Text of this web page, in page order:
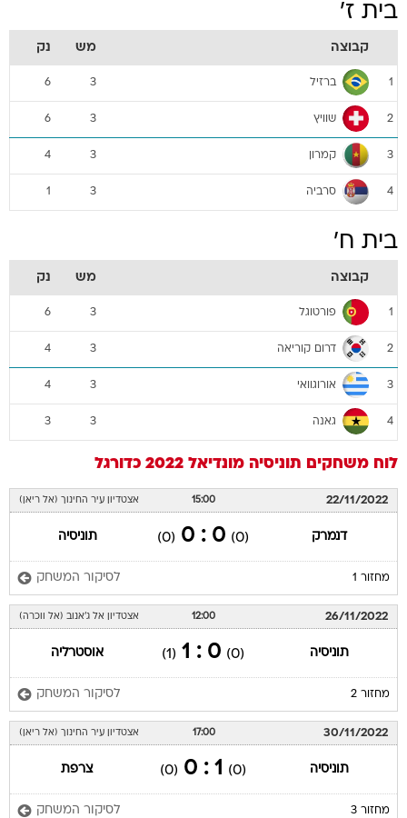
בית ז'
קבוצה מש נק
1 ברזיל 3
6
2 שוויץ 3
6
3 קמרון 3
4
4 סרביה 3
1
בית ח'
קבוצה מש נק
1 פורטוגל 3
6
2 דרום קוריאה 3
4
3 אורוגוואי 3
4
4 גאנה 3
3
לוח משחקים תוניסיה מונדיאל 2022 כדורגל
22/11/2022
15:00 אצטדיון עיר החינוך (אל ריאן)
דנמרק (0)
0 : 0
(0) תוניסיה
מחזור 1 לסיקור המשחק
26/11/2022
12:00 אצטדיון אל ג'אנוב (אל ווכרה)
תוניסיה (0)
0 : 1
(1) אוסטרליה
מחזור 2 לסיקור המשחק
30/11/2022
17:00 אצטדיון עיר החינוך (אל ריאן)
תוניסיה (0)
1 : 0
(0) צרפת
מחזור 3 לסיקור המשחק